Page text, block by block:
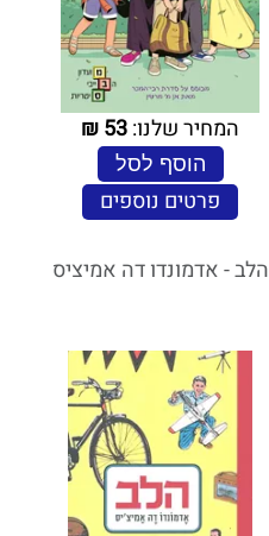
המחיר שלנו:53
₪
הוסף לסל
פרטים נוספים
הלב - אדמונדו דה אמיציס